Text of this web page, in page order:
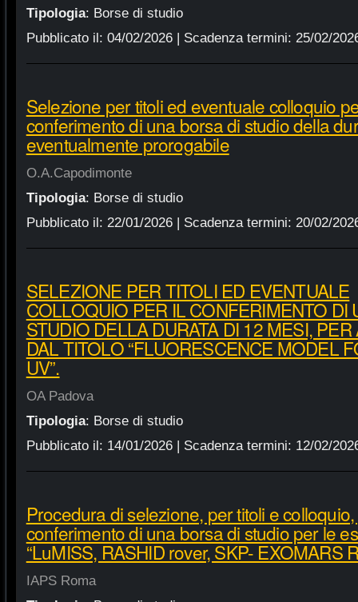
Tipologia: Borse di studio
Pubblicato il: 04/02/2026| Scadenza termini: 25/02/
Selezione per titoli ed eventuale colloquio
conferimento di una borsa di studio della
eventualmente prorogabile
O.A.Capodimonte
Tipologia: Borse di studio
Pubblicato il: 22/01/2026| Scadenza termini: 20/02/
SELEZIONE PER TITOLI ED EVENTUALE
COLLOQUIO PER IL CONFERIMENTO DI
STUDIO DELLA DURATA DI 12 MESI,
DAL TITOLO “FLUORESCENCE MODEL
UV”.
OA Padova
Tipologia: Borse di studio
Pubblicato il: 14/01/2026| Scadenza termini: 12/02/
Procedura di selezione, per titoli e
conferimento di una borsa di studio per le
“LuMISS, RASHID rover, SKP- EXOMARS
IAPS Roma